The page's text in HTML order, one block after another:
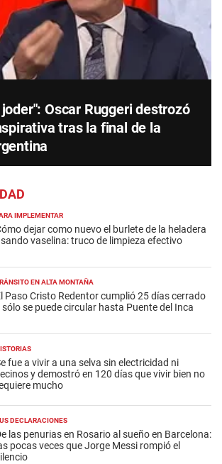
Oscar Ruggeri destrozó
tras la final de la
IMPLEMENTAR
dejar como nuevo el burlete de la heladera
vaselina: truco de limpieza efectivo
EN ALTA MONTAÑA
Paso Cristo Redentor cumplió 25 días cerrado
sólo se puede circular hasta Puente del Inca
fue a vivir a una selva sin electricidad ni
y demostró en 120 días que vivir bien no
mucho
DECLARACIONES
las penurias en Rosario al sueño en Barcelona:
pocas veces que Jorge Messi rompió el